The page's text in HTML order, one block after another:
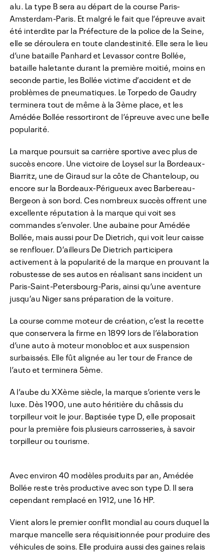
alu. La type B sera au départ de la course Paris-
Amsterdam-Paris. Et malgré le fait que l’épreuve avait
été interdite par la Préfecture de la police de la Seine,
elle se déroulera en toute clandestinité. Elle sera le lieu
d’une bataille Panhard et Levassor contre Bollée,
bataille haletante durant la première moitié, moins en
seconde partie, les Bollée victime d’accident et de
problèmes de pneumatiques. Le Torpedo de Gaudry
terminera tout de même à la 3ème place, et les
Amédée Bollée ressortiront de l’épreuve avec une belle
popularité.
La marque poursuit sa carrière sportive avec plus de
succès encore. Une victoire de Loysel sur la Bordeaux-
Biarritz, une de Giraud sur la côte de Chanteloup, ou
encore sur la Bordeaux-Périgueux avec Barbereau-
Bergeon à son bord. Ces nombreux succès offrent une
excellente réputation à la marque qui voit ses
commandes s’envoler. Une aubaine pour Amédée
Bollée, mais aussi pour De Dietrich, qui voit leur caisse
se renflouer. D’ailleurs De Dietrich participera
activement à la popularité de la marque en prouvant la
robustesse de ses autos en réalisant sans incident un
Paris-Saint-Petersbourg-Paris, ainsi qu’une aventure
jusqu’au Niger sans préparation de la voiture.
La course comme moteur de création, c’est la recette
que conservera la firme en 1899 lors de l’élaboration
d’une auto à moteur monobloc et aux suspension
surbaissés. Elle fût alignée au 1er tour de France de
l’auto et terminera 5ème.
A l’aube du XXème siècle, la marque s’oriente vers le
luxe. Dès 1900, une auto héritière du châssis du
torpilleur voit le jour. Baptisée type D, elle proposait
pour la première fois plusieurs carrosseries, à savoir
torpilleur ou tourisme.
Avec environ 40 modèles produits par an, Amédée
Bollée reste très productive avec son type D. Il sera
cependant remplacé en 1912, une 16 HP.
Vient alors le premier conflit mondial au cours duquel la
marque mancelle sera réquisitionnée pour produire des
véhicules de soins. Elle produira aussi des gaines relais